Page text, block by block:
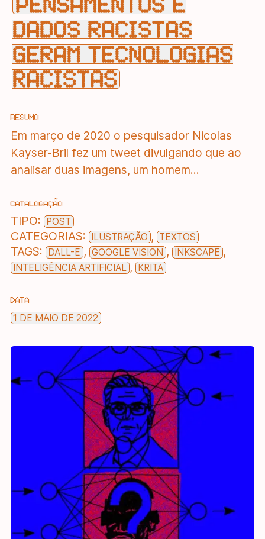
PENSAMENTOS E
DADOS RACISTAS
GERAM TECNOLOGIAS
RACISTAS
RESUMO
Em março de 2020 o pesquisador Nicolas
Kayser-Bril fez um tweet divulgando que ao
analisar duas imagens, um homem...
CATALOGAÇÃO
TIPO: POST
CATEGORIAS: ILUSTRAÇÃO , TEXTOS
TAGS: DALL-E , GOOGLE VISION , INKSCAPE ,
INTELIGÊNCIA ARTIFICIAL , KRITA
DATA
1 DE MAIO DE 2022